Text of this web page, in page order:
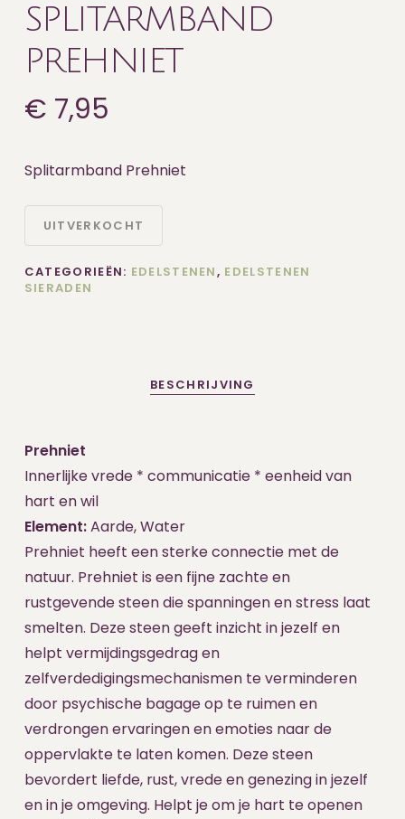
SPLITARMBAND
PREHNIET
€ 7,95
Splitarmband Prehniet
UITVERKOCHT
CATEGORIEËN: EDELSTENEN, EDELSTENEN
SIERADEN
BESCHRIJVING
Prehniet
Innerlijke vrede * communicatie * eenheid van
hart en wil
Element:Aarde, Water
Prehniet heeft een sterke connectie met de
natuur. Prehniet is een fijne zachte en
rustgevende steen die spanningen en stress laat
smelten. Deze steen geeft inzicht in jezelf en
helpt vermijdingsgedrag en
zelfverdedigingsmechanismen te verminderen
door psychische bagage op te ruimen en
verdrongen ervaringen en emoties naar de
oppervlakte te laten komen. Deze steen
bevordert liefde, rust, vrede en genezing in jezelf
en in je omgeving. Helpt je om je hart te openen